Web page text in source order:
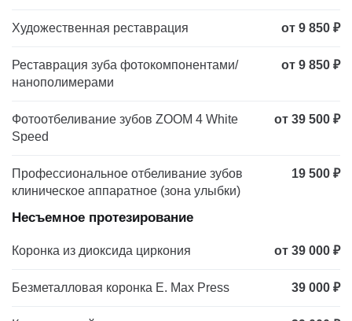
Художественная реставрация от 9 850 ₽
Реставрация зуба фотокомпонентами/
нанополимерами
от 9 850 ₽
Фотоотбеливание зубов ZOOM 4 White
Speed
от 39 500 ₽
Профессиональное отбеливание зубов
клиническое аппаратное (зона улыбки)
19 500 ₽
Несъемное протезирование
Коронка из диоксида циркония от 39 000 ₽
Безметалловая коронка E. Max Press 39 000 ₽